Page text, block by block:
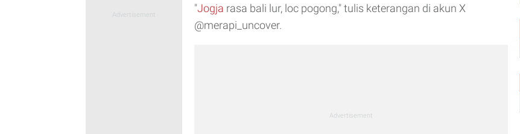
"Jogja rasa bali lur, loc pogong," tulis keterangan di akun X
@merapi_uncover.